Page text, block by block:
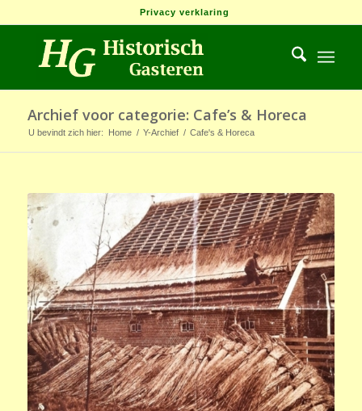
Privacy verklaring
Archief voor categorie: Cafe’s & Horeca
U bevindt zich hier: Home / Y-Archief / Cafe's & Horeca